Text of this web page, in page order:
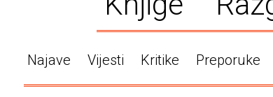
Najave Vijesti Kritike Preporuke